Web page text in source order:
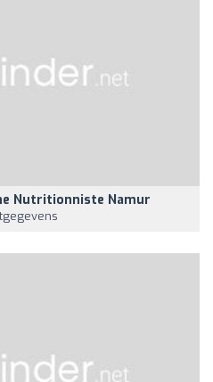
Nutritionniste Namur